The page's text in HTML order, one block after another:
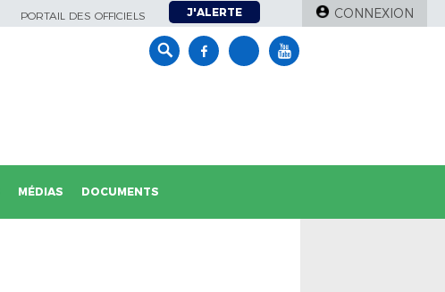
PORTAIL DES OFFICIELS J'ALERTE CONNEXION
MÉDIAS DOCUMENTS